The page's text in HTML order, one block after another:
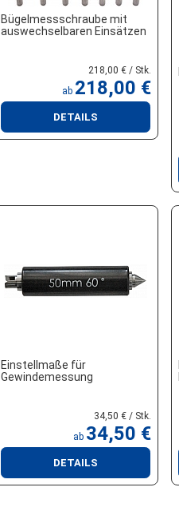
Bügelmessschraube mit
auswechselbaren Einsätzen
218,00 € / Stk.
ab 218,00 €
DETAILS
Einstellmaße für
Gewindemessung
34,50 € / Stk.
ab 34,50 €
DETAILS